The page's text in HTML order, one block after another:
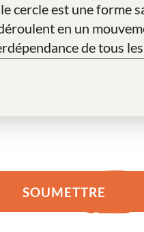
cercle est une forme
en un
de tous
SOUMETTRE